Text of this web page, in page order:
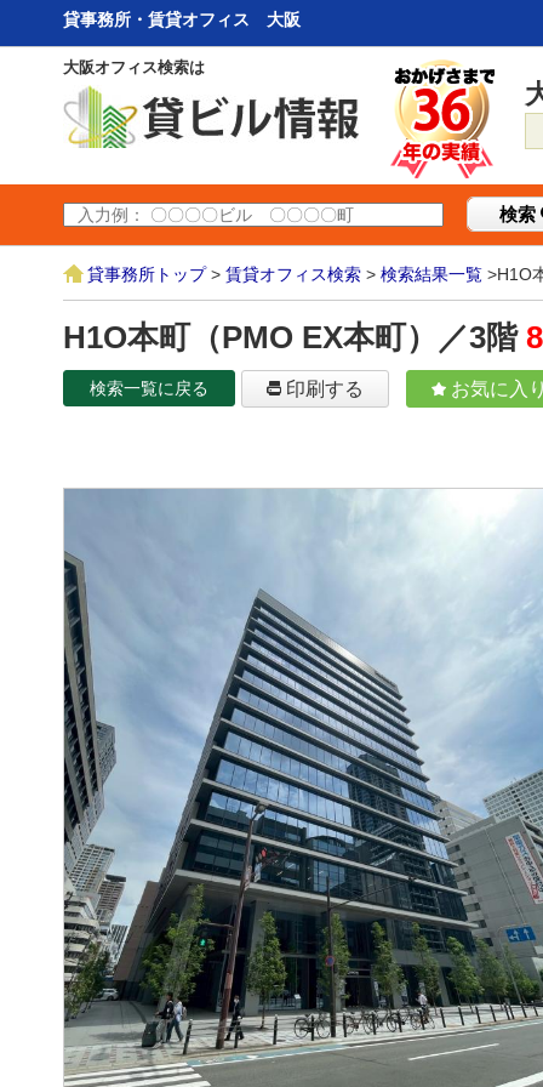
貸事務所・賃貸オフィス 大阪
大阪オフィス検索は
検索
貸事務所トップ> 賃貸オフィス検索 > 検索結果一覧 >H1O
H1O本町（PMO EX本町）／3階
検索一覧に戻る 印刷する お気に入